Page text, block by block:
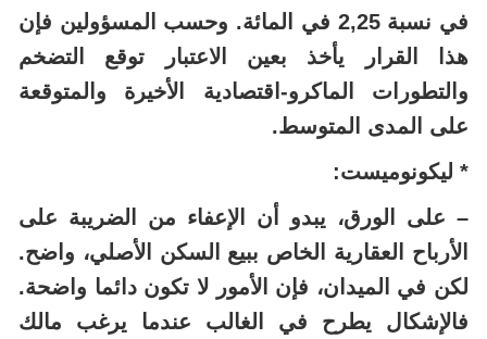
في نسبة 2,25 في المائة. وحسب المسؤولين فإن
هذا القرار يأخذ بعين الاعتبار توقع التضخم
والتطورات الماكرو-اقتصادية الأخيرة والمتوقعة
على المدى المتوسط.
* ليكونوميست:
– على الورق، يبدو أن الإعفاء من الضريبة على
الأرباح العقارية الخاص ببيع السكن الأصلي، واضح.
لكن في الميدان، فإن الأمور لا تكون دائما واضحة.
فالإشكال يطرح في الغالب عندما يرغب مالك